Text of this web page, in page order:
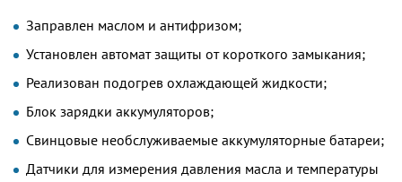
Заправлен маслом и антифризом;
Установлен автомат защиты от короткого замыкания;
Реализован подогрев охлаждающей жидкости;
Блок зарядки аккумуляторов;
Свинцовые необслуживаемые аккумуляторные батареи;
Датчики для измерения давления масла и температуры